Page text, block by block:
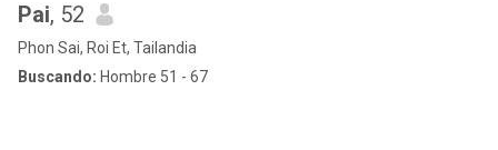
Pai, 52
Phon Sai, Roi Et, Tailandia
Buscando: Hombre 51 - 67